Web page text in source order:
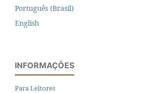
Português (Brasil)
English
INFORMAÇÕES
Para Leitores